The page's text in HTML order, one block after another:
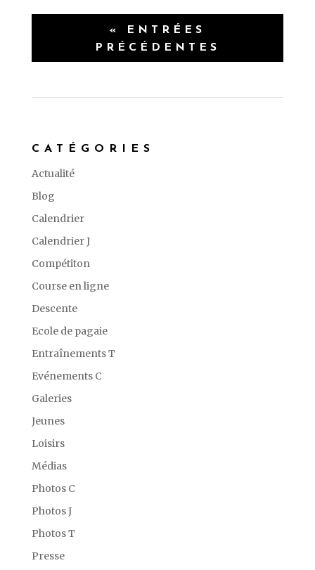
« ENTRÉES
PRÉCÉDENTES
CATÉGORIES
Actualité
Blog
Calendrier
Calendrier J
Compétiton
Course en ligne
Descente
Ecole de pagaie
Entraînements T
Evénements C
Galeries
Jeunes
Loisirs
Médias
Photos C
Photos J
Photos T
Presse